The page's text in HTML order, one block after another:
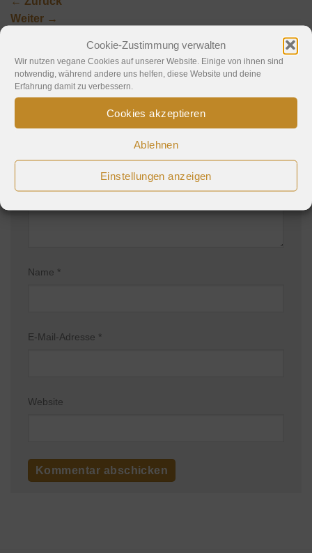
Cookie-Zustimmung verwalten
Wir nutzen vegane Cookies auf unserer Website. Einige von ihnen sind
notwendig, während andere uns helfen, diese Website und deine
Erfahrung damit zu verbessern.
Cookies akzeptieren
Ablehnen
Einstellungen anzeigen
Weiter →
Schreibe einen Kommentar
Deine E-Mail-Adresse wird nicht veröffentlicht.
Erforderliche Felder sind mit*markiert
Name *
E-Mail-Adresse *
Website